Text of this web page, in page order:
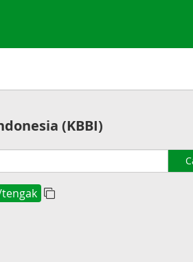
(KBBI)